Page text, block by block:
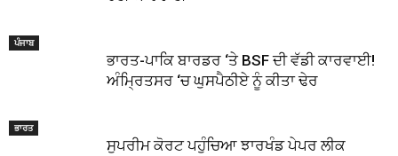
ਪੰਜਾਬ
ਭਾਰਤ-ਪਾਕਿ ਬਾਰਡਰ ‘ਤੇ BSF ਦੀ ਵੱਡੀ ਕਾਰਵਾਈ!
ਅੰਮ੍ਰਿਤਸਰ ‘ਚ ਘੁਸਪੈਠੀਏ ਨੂੰ ਕੀਤਾ ਢੇਰ
ਭਾਰਤ
ਸੁਪਰੀਮ ਕੋਰਟ ਪਹੁੰਚਿਆ ਝਾਰਖੰਡ ਪੇਪਰ ਲੀਕ